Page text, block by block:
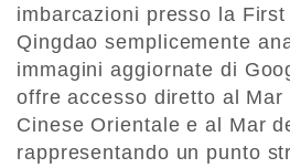
imbarcazioni presso la
Qingdao semplicemente
immagini aggiornate di
offre accesso diretto al
Cinese Orientale e al Mar
rappresentando un punto